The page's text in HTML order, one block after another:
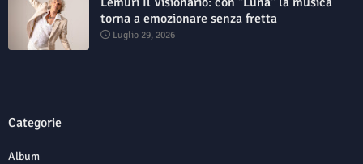
torna a emozionare senza fretta
Luglio 29, 2026
Categorie
Album